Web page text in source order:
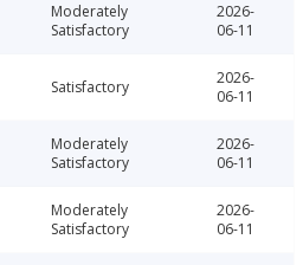
Moderately
Satisfactory
2026-
06-11
Satisfactory
2026-
06-11
Moderately
Satisfactory
2026-
06-11
Moderately
Satisfactory
2026-
06-11